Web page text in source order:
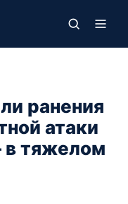
ранения
атаки
в тяжелом